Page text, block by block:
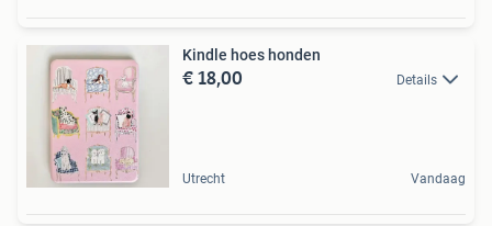
Kindle hoes honden
€ 18,00 Details
Utrecht Vandaag